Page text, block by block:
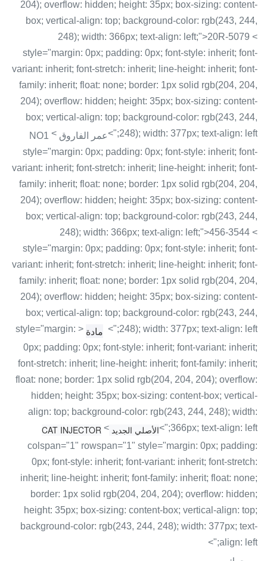
204); overflow: hidden; height: 35px; box-sizing: content-
box; vertical-align: top; background-color: rgb(243, 244,
248); width: 366px; text-align: left;">20R-5079 <
style="margin: 0px; padding: 0px; font-style: inherit; font-
variant: inherit; font-stretch: inherit; line-height: inherit; font-
family: inherit; float: none; border: 1px solid rgb(204, 204,
204); overflow: hidden; height: 35px; box-sizing: content-
box; vertical-align: top; background-color: rgb(243, 244,
248); width: 377px; text-align: left;">
عمر الفاروق NO1 <
style="margin: 0px; padding: 0px; font-style: inherit; font-
variant: inherit; font-stretch: inherit; line-height: inherit; font-
family: inherit; float: none; border: 1px solid rgb(204, 204,
204); overflow: hidden; height: 35px; box-sizing: content-
box; vertical-align: top; background-color: rgb(243, 244,
248); width: 366px; text-align: left;">456-3544 <
style="margin: 0px; padding: 0px; font-style: inherit; font-
variant: inherit; font-stretch: inherit; line-height: inherit; font-
family: inherit; float: none; border: 1px solid rgb(204, 204,
204); overflow: hidden; height: 35px; box-sizing: content-
box; vertical-align: top; background-color: rgb(243, 244,
248); width: 377px; text-align: left;">
مادة
< style="margin:
0px; padding: 0px; font-style: inherit; font-variant: inherit;
font-stretch: inherit; line-height: inherit; font-family: inherit;
float: none; border: 1px solid rgb(204, 204, 204); overflow:
hidden; height: 35px; box-sizing: content-box; vertical-
align: top; background-color: rgb(243, 244, 248); width:
366px; text-align: left;">
الأصلي الجديد CAT INJECTOR <
colspan="1" rowspan="1" style="margin: 0px; padding:
0px; font-style: inherit; font-variant: inherit; font-stretch:
inherit; line-height: inherit; font-family: inherit; float: none;
border: 1px solid rgb(204, 204, 204); overflow: hidden;
height: 35px; box-sizing: content-box; vertical-align: top;
background-color: rgb(243, 244, 248); width: 377px; text-
align: left;">